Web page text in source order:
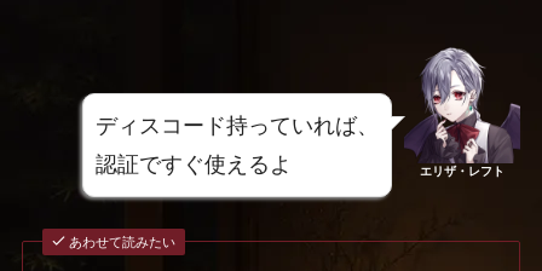
ディスコード持っていれば、
認証ですぐ使えるよ
エリザ・レフト
あわせて読みたい